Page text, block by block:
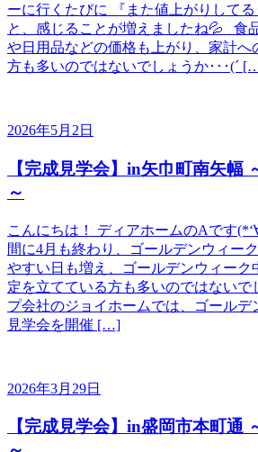
ーに行くたびに 『また値上がりしてる･
と、感じることが増えましたね💦 食
や日用品などの価格も上がり、家計へ
方も多いのではないでしょうか･･･(´
2026年5月2日
【完成見学会】in矢巾町南矢幅
～
こんにちは！ ディアホームのAです
間に4月も終わり、ゴールデンウィー
やすい日も増え、ゴールデンウィーク
定を立てている方も多いのではない
プ会社のジョイホームでは、ゴールデ
見学会を開催 […]
2026年3月29日
【完成見学会】in盛岡市本町通